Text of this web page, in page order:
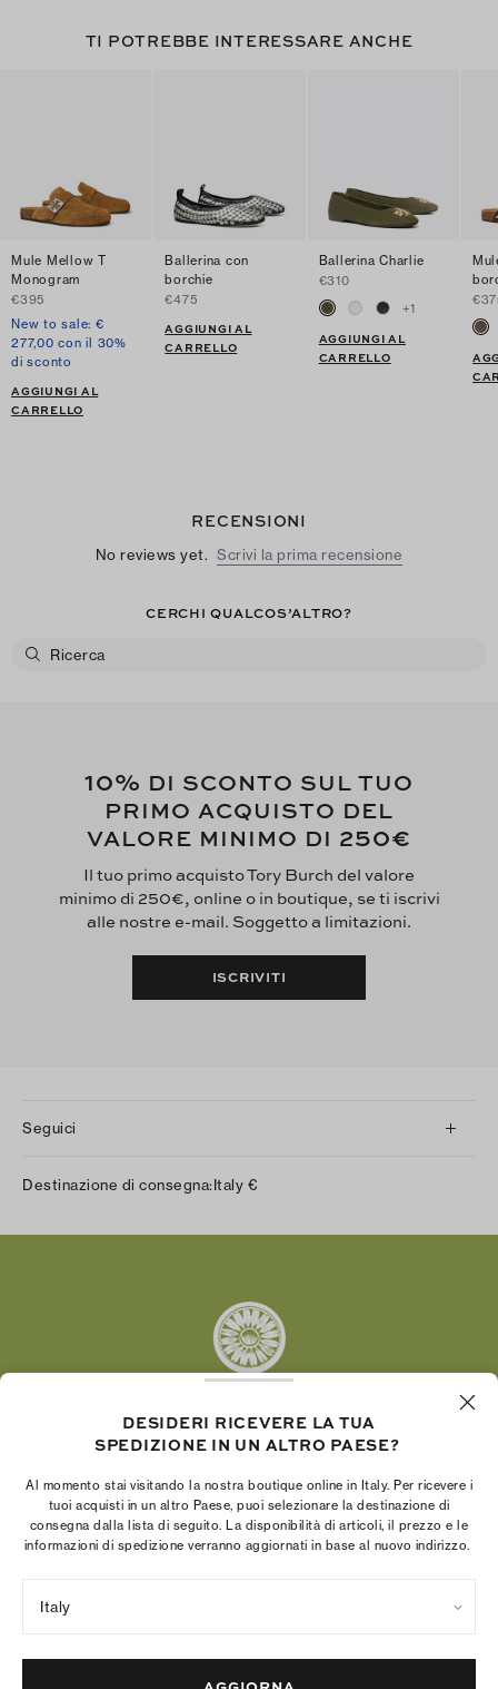
TI POTREBBE INTERESSARE ANCHE
Mule Mellow T
Monogram
€395
New to sale: €
277,00 con il 30%
di sconto
AGGIUNGI AL
CARRELLO
Ballerina con
borchie
€475
AGGIUNGI AL
CARRELLO
Ballerina Charlie
€310
+1
AGGIUNGI AL
CARRELLO
RECENSIONI
No reviews yet. Scrivi la prima recensione
CERCHI QUALCOS’ALTRO?
10% DI SCONTO SUL TUO
PRIMO ACQUISTO DEL
VALORE MINIMO DI 250€
Il tuo primo acquisto Tory Burch del valore
minimo di 250€, online o in boutique, se ti iscrivi
alle nostre e-mail. Soggetto a limitazioni.
ISCRIVITI
Seguici
Twitter
LinkedIn
Destinazione di consegna:Italy €
La Fondazione Tory Burch promuove
imprenditrici nella realizzazione di progetti solidi e
duraturi.
Colophon della società
Mappa del sito
DESIDERI RICEVERE LA TUA
SPEDIZIONE IN UN ALTRO PAESE?
Al momento stai visitando la nostra boutique online in Italy. Per ricevere i
tuoi acquisti in un altro Paese, puoi selezionare la destinazione di
consegna dalla lista di seguito. La disponibilità di articoli, il prezzo e le
informazioni di spedizione verranno aggiornati in base al nuovo indirizzo.
Italy